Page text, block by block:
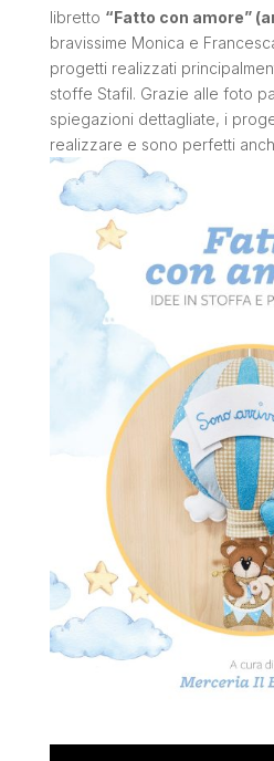
libretto “Fatto con amore”
bravissime Monica e
progetti realizzati
stoffe Stafil. Grazie alle foto
spiegazioni dettagliate, i
realizzare e sono perfetti